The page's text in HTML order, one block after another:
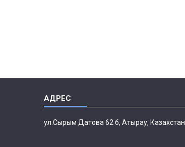
ул.Сырым Датова 62 б, Атырау, Казахстан